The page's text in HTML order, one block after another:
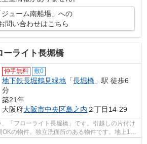
ジューム南船場」への
問い合わせはこちら
ーライト長堀橋
仲手無料 敷0
地下鉄長堀鶴見緑地 「長堀橋 」駅 徒歩6
分
築21年
大阪府大阪市中央区島之内 ２丁目14-29
「フローライト長堀橋」です。引越しの片付け
OKの物件。独立洗面所のある物件です。地上12